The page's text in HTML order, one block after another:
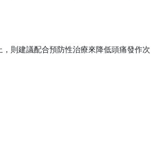
則建議配合預防性治療來降低頭痛發作次